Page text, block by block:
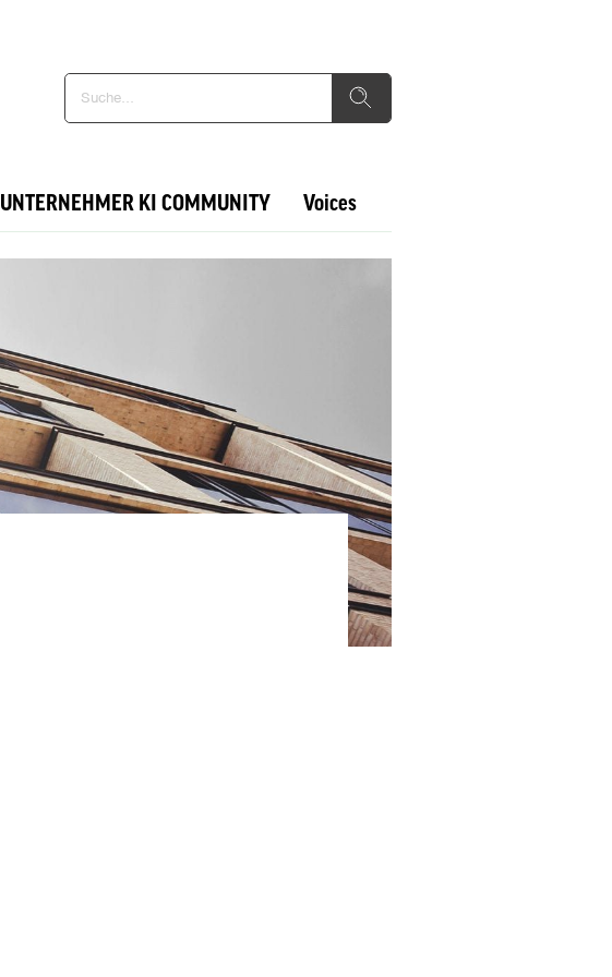
UNTERNEHMER KI COMMUNITY Voices